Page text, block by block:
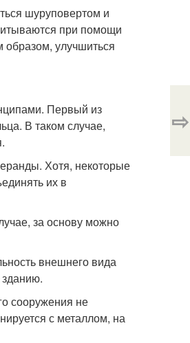
шуруповертом и
при помощи
образом, улучшиться
Первый из
В таком случае,
Хотя, некоторые
их в
за основу можно
внешнего вида
сооружения не
с металлом, на
⇨